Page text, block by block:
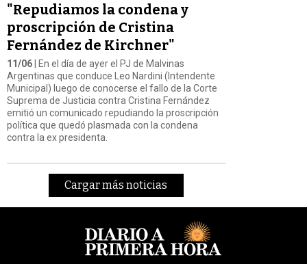
"Repudiamos la condena y
proscripción de Cristina
Fernández de Kirchner"
11/06 | En el día de ayer el PJ de Malvinas
Argentinas que conduce Leo Nardini (Intendente
Municipal) luego de conocerse el fallo de la Corte
Suprema de Justicia contra Cristina Fernández
emitió un comunicado repudiando la proscripción
política que quedó plasmada con la condena
contra la ex presidenta.
Cargar más noticias